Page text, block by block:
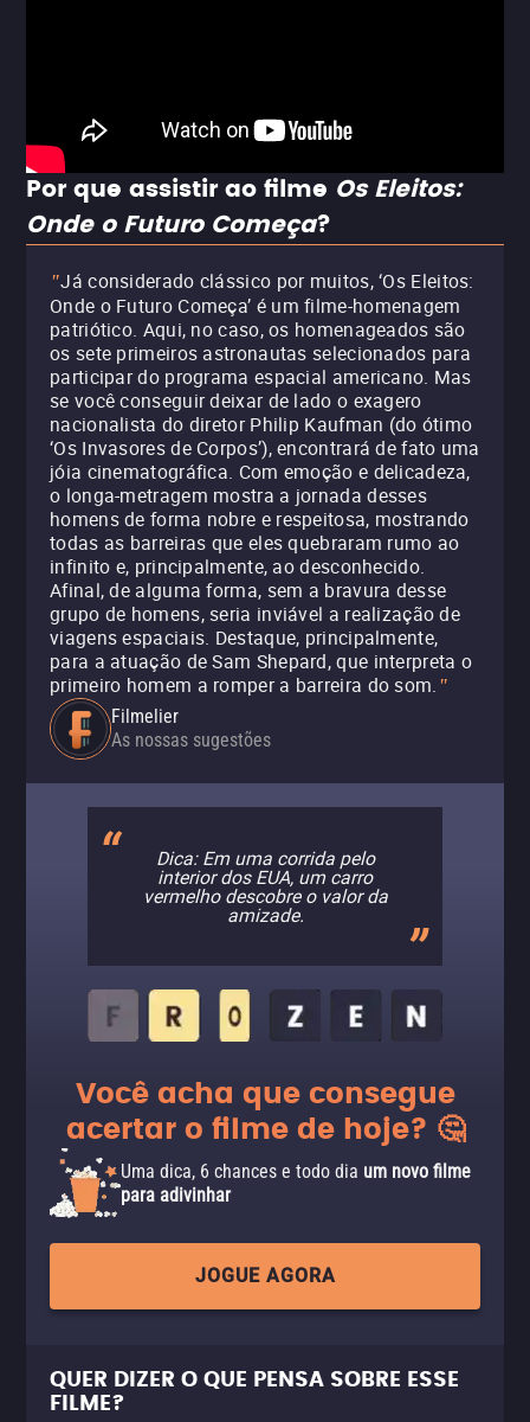
Por que assistir ao filme Os Eleitos:
Onde o Futuro Começa?
"Já considerado clássico por muitos, ‘Os Eleitos:
Onde o Futuro Começa’ é um filme-homenagem
patriótico. Aqui, no caso, os homenageados são
os sete primeiros astronautas selecionados para
participar do programa espacial americano. Mas
se você conseguir deixar de lado o exagero
nacionalista do diretor Philip Kaufman (do ótimo
‘Os Invasores de Corpos’), encontrará de fato uma
jóia cinematográfica. Com emoção e delicadeza,
o longa-metragem mostra a jornada desses
homens de forma nobre e respeitosa, mostrando
todas as barreiras que eles quebraram rumo ao
infinito e, principalmente, ao desconhecido.
Afinal, de alguma forma, sem a bravura desse
grupo de homens, seria inviável a realização de
viagens espaciais. Destaque, principalmente,
para a atuação de Sam Shepard, que interpreta o
primeiro homem a romper a barreira do som. "
Filmelier
As nossas sugestões
Dica: Em uma corrida pelo
interior dos EUA, um carro
vermelho descobre o valor da
amizade.
Você acha que consegue
acertar o filme de hoje? 🤔
Uma dica, 6 chances e todo dia um novo filme
para adivinhar
JOGUE AGORA
QUER DIZER O QUE PENSA SOBRE ESSE
FILME?